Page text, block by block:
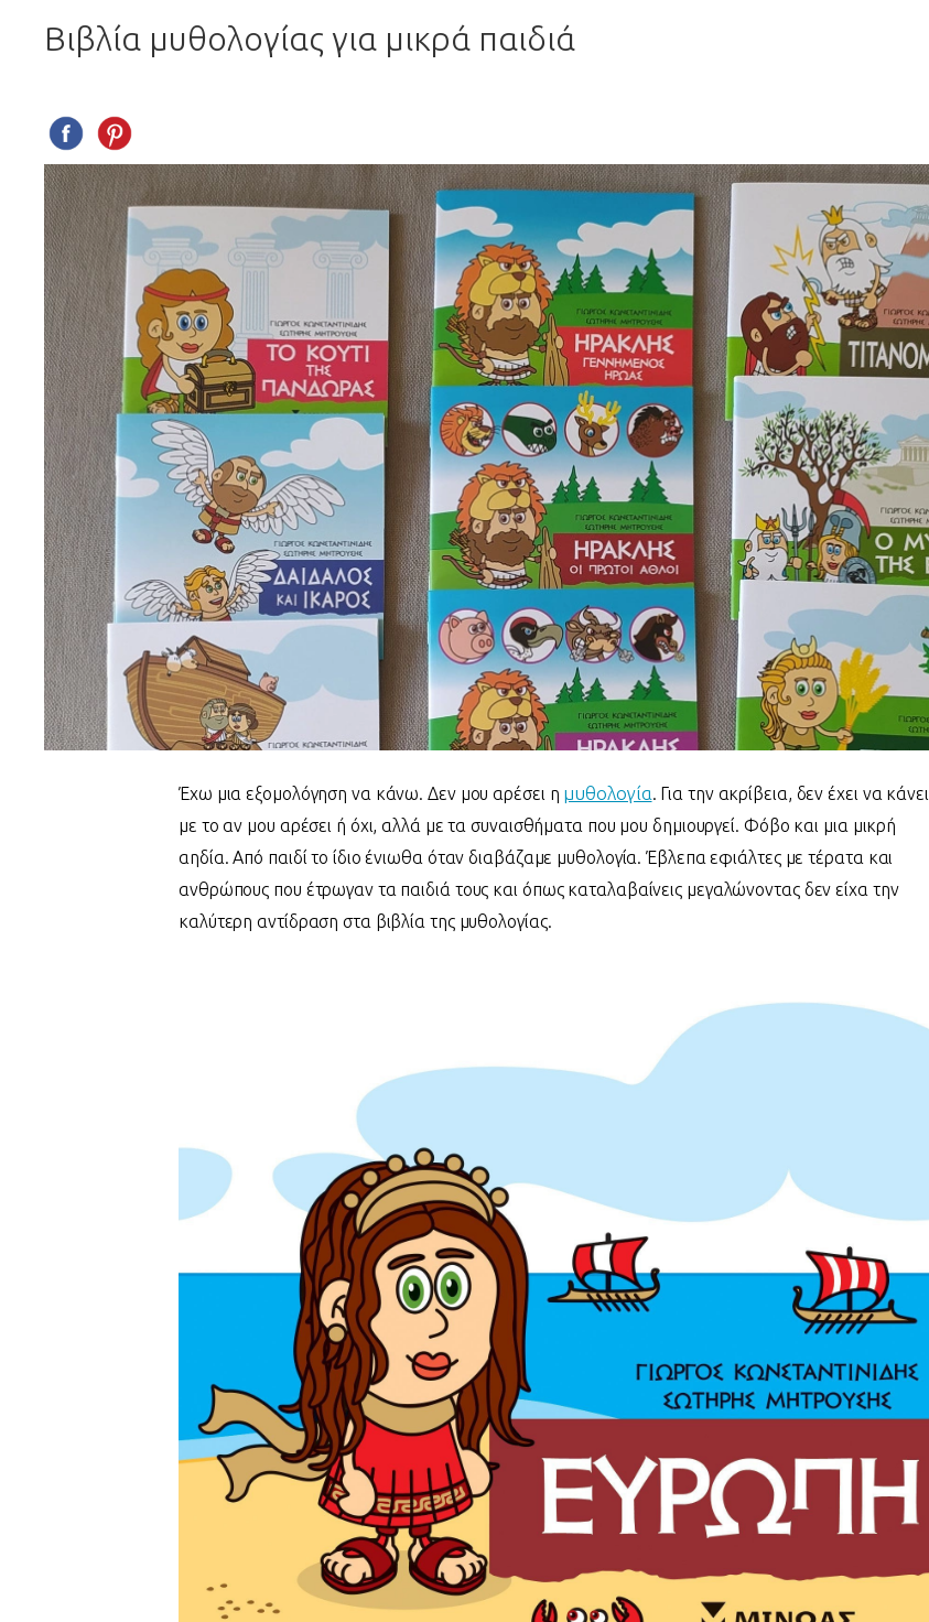
Βιβλία μυθολογίας για μικρά παιδιά
Έχω μια εξομολόγηση να κάνω. Δεν μου αρέσει η μυθολογία. Για την ακρίβεια, δεν έχει να κάνει
με το αν μου αρέσει ή όχι, αλλά με τα συναισθήματα που μου δημιουργεί. Φόβο και μια μικρή
αηδία. Από παιδί το ίδιο ένιωθα όταν διαβάζαμε μυθολογία. Έβλεπα εφιάλτες με τέρατα και
ανθρώπους που έτρωγαν τα παιδιά τους και όπως καταλαβαίνεις μεγαλώνοντας δεν είχα την
καλύτερη αντίδραση στα βιβλία της μυθολογίας.